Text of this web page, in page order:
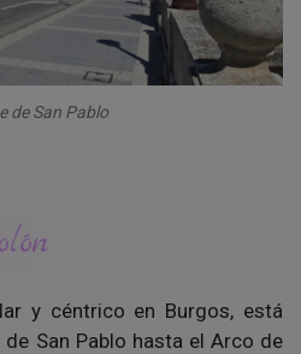
de San Pablo
y céntrico en Burgos, está
San Pablo hasta el Arco de